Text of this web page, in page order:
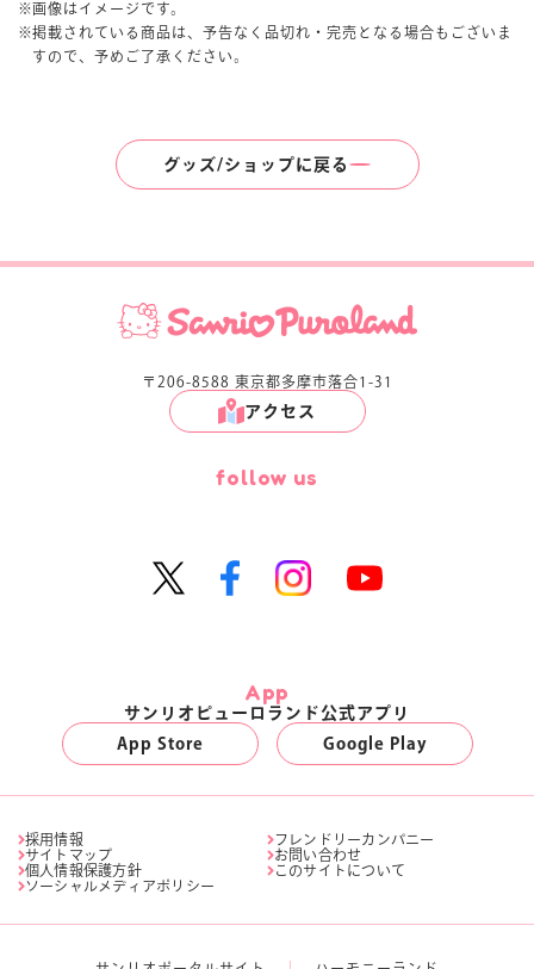
画像はイメージです。
掲載されている商品は、予告なく品切れ・完売となる場合もございま
すので、予めご了承ください。
グッズ/ショップに戻る
〒206-8588 東京都多摩市落合1-31
アクセス
follow us
App
サンリオピューロランド公式アプリ
App Store
Google Play
採用情報
フレンドリーカンパニー
サイトマップ
お問い合わせ
個人情報保護方針
このサイトについて
ソーシャルメディアポリシー